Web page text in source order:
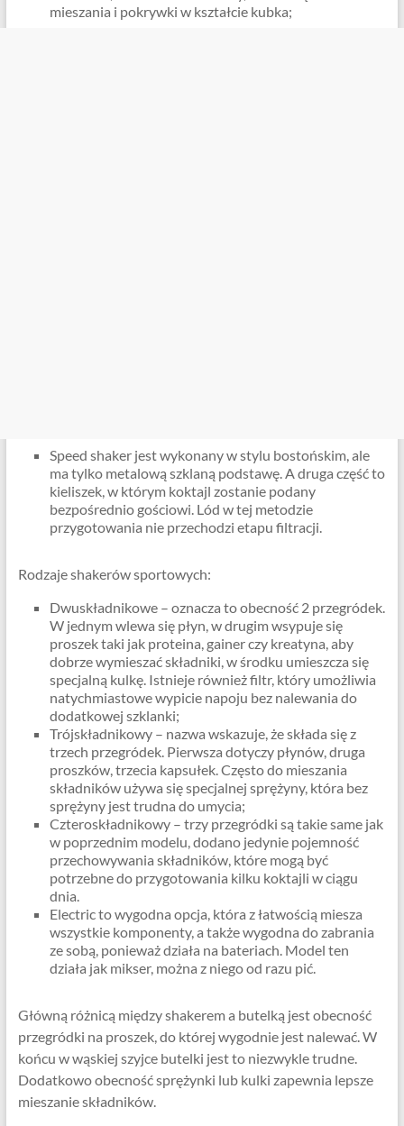
mieszania i pokrywki w kształcie kubka;
Speed ​​shaker jest wykonany w stylu bostońskim, ale
ma tylko metalową szklaną podstawę. A druga część to
kieliszek, w którym koktajl zostanie podany
bezpośrednio gościowi. Lód w tej metodzie
przygotowania nie przechodzi etapu filtracji.
Rodzaje shakerów sportowych:
Dwuskładnikowe – oznacza to obecność 2 przegródek.
W jednym wlewa się płyn, w drugim wsypuje się
proszek taki jak proteina, gainer czy kreatyna, aby
dobrze wymieszać składniki, w środku umieszcza się
specjalną kulkę. Istnieje również filtr, który umożliwia
natychmiastowe wypicie napoju bez nalewania do
dodatkowej szklanki;
Trójskładnikowy – nazwa wskazuje, że składa się z
trzech przegródek. Pierwsza dotyczy płynów, druga
proszków, trzecia kapsułek. Często do mieszania
składników używa się specjalnej sprężyny, która bez
sprężyny jest trudna do umycia;
Czteroskładnikowy – trzy przegródki są takie same jak
w poprzednim modelu, dodano jedynie pojemność
przechowywania składników, które mogą być
potrzebne do przygotowania kilku koktajli w ciągu
dnia.
Electric to wygodna opcja, która z łatwością miesza
wszystkie komponenty, a także wygodna do zabrania
ze sobą, ponieważ działa na bateriach. Model ten
działa jak mikser, można z niego od razu pić.
Główną różnicą między shakerem a butelką jest obecność
przegródki na proszek, do której wygodnie jest nalewać. W
końcu w wąskiej szyjce butelki jest to niezwykle trudne.
Dodatkowo obecność sprężynki lub kulki zapewnia lepsze
mieszanie składników.